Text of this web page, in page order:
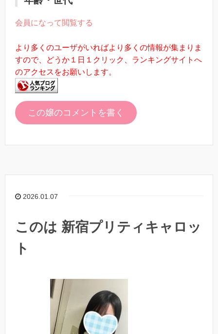
会員になって閲覧する
より多くのユーザがいればより多くの情報が集まりま
すので、どうか１日１クリック、ランキングサイトへ
のアクセスをお願いします。
この嬢のコメントを書く
2026.01.07
このは 新宿プリティキャロッ
ト